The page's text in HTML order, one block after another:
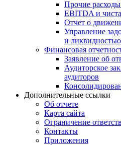
Прочие
EBITDA и
Отчет о
Управление
и ликвидностью
Финансовая
Заявление об
Аудиторское
аудиторов
Дополнительные ссылки
Об отчете
Карта сайта
Ограничение
Контакты
Приложения